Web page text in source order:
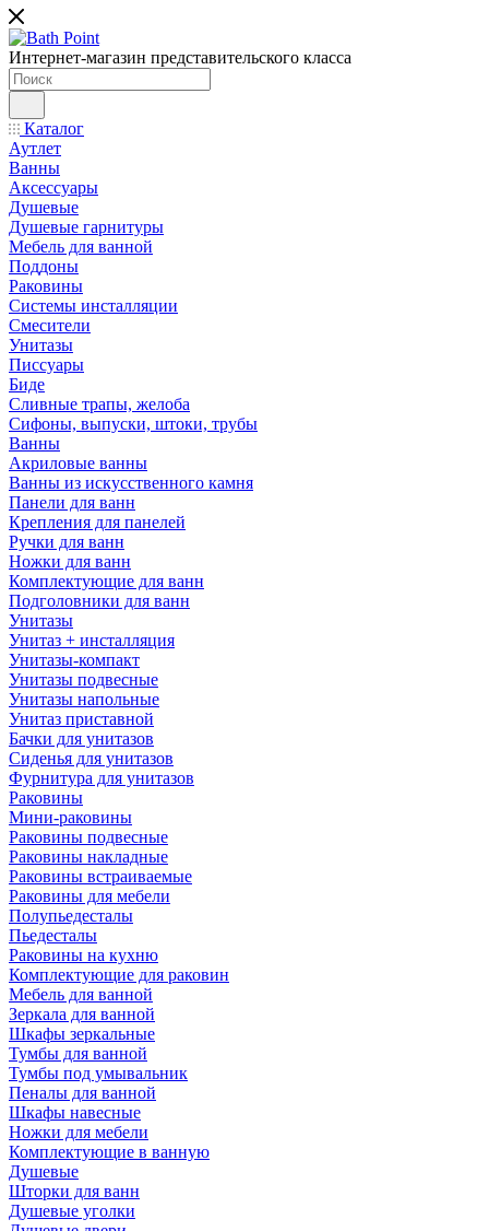
Интернет-магазин представительского класса
Каталог
Аутлет
Ванны
Аксессуары
Душевые
Душевые гарнитуры
Мебель для ванной
Поддоны
Раковины
Системы инсталляции
Смесители
Унитазы
Писсуары
Биде
Сливные трапы, желоба
Сифоны, выпуски, штоки, трубы
Ванны
Акриловые ванны
Ванны из искусственного камня
Панели для ванн
Крепления для панелей
Ручки для ванн
Ножки для ванн
Комплектующие для ванн
Подголовники для ванн
Унитазы
Унитаз + инсталляция
Унитазы-компакт
Унитазы подвесные
Унитазы напольные
Унитаз приставной
Бачки для унитазов
Сиденья для унитазов
Фурнитура для унитазов
Раковины
Мини-раковины
Раковины подвесные
Раковины накладные
Раковины встраиваемые
Раковины для мебели
Полупьедесталы
Пьедесталы
Раковины на кухню
Комплектующие для раковин
Мебель для ванной
Зеркала для ванной
Шкафы зеркальные
Тумбы для ванной
Тумбы под умывальник
Пеналы для ванной
Шкафы навесные
Ножки для мебели
Комплектующие в ванную
Душевые
Шторки для ванн
Душевые уголки